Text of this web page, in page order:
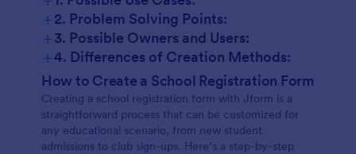
+2. Problem Solving Points:
+3. Possible Owners and Users:
+4. Differences of Creation Methods:
How to Create a School Registration Form
Creating a school registration form with Jform is a
straightforward process that can be customized for
any educational scenario, from new student
admissions to club sign-ups. Here’s a step-by-step